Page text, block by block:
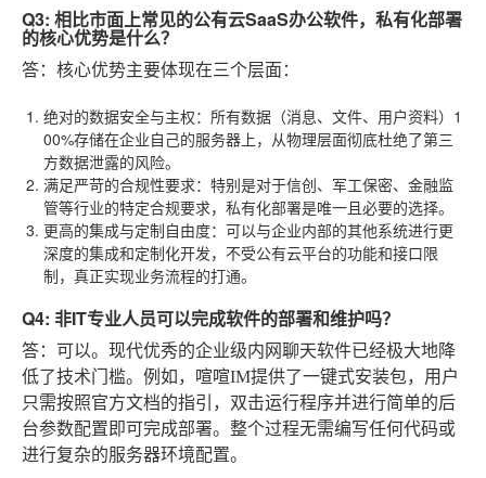
Q3: 相比市面上常见的公有云SaaS办公软件，私有化部署
的核心优势是什么？
答：核心优势主要体现在三个层面：
绝对的数据安全与主权：所有数据（消息、文件、用户资料）1
00%存储在企业自己的服务器上，从物理层面彻底杜绝了第三
方数据泄露的风险。
满足严苛的合规性要求：特别是对于信创、军工保密、金融监
管等行业的特定合规要求，私有化部署是唯一且必要的选择。
更高的集成与定制自由度：可以与企业内部的其他系统进行更
深度的集成和定制化开发，不受公有云平台的功能和接口限
制，真正实现业务流程的打通。
Q4: 非IT专业人员可以完成软件的部署和维护吗？
答：可以。现代优秀的企业级内网聊天软件已经极大地降
低了技术门槛。例如，喧喧IM提供了一键式安装包，用户
只需按照官方文档的指引，双击运行程序并进行简单的后
台参数配置即可完成部署。整个过程无需编写任何代码或
进行复杂的服务器环境配置。